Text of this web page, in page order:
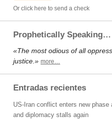
Or click here to send a check
Prophetically Speaking…
«The most odious of all
justice.» more…
Entradas recientes
US-Iran conflict enters new
and diplomacy stalls again